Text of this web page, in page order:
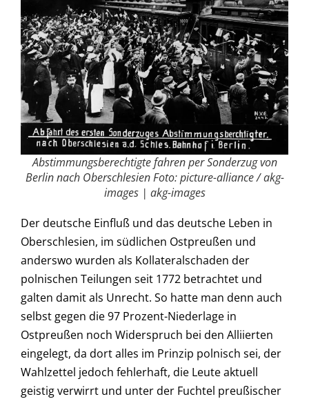
Abstimmungsberechtigte fahren per Sonderzug von
Berlin nach Oberschlesien Foto: picture-alliance / akg-
images | akg-images
Der deutsche Einfluß und das deutsche Leben in
Oberschlesien, im südlichen Ostpreußen und
anderswo wurden als Kollateralschaden der
polnischen Teilungen seit 1772 betrachtet und
galten damit als Unrecht. So hatte man denn auch
selbst gegen die 97 Prozent-Niederlage in
Ostpreußen noch Widerspruch bei den Alliierten
eingelegt, da dort alles im Prinzip polnisch sei, der
Wahlzettel jedoch fehlerhaft, die Leute aktuell
geistig verwirrt und unter der Fuchtel preußischer